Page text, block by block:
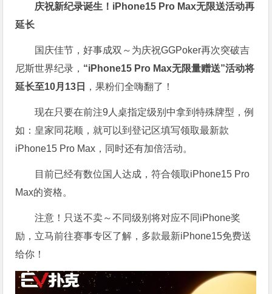
庆祝新纪录诞生！ iPhone15 Pro Max无限送活动再
延长
国庆佳节，好事成双～为庆祝GGPoker再次突破吉
尼斯世界纪录， “iPhone15 Pro Max无限量赠送”活动将
延长至10月13日
，果粉们全嗨翻了！
现在只要在前注9人桌指定级别中拿到特殊牌型，例
如：皇家同花顺，就可以到登记区填写领取最新款
iPhone15 Pro Max，同时还有加倍活动。
目前已经有数位国人达成，符合领取iPhone15 Pro
Max的资格。
注意！只送不卖～不同级别将对应不同iPhone奖
励，立马前往赛事专区了解，多款最新iPhone15免费送
给你！